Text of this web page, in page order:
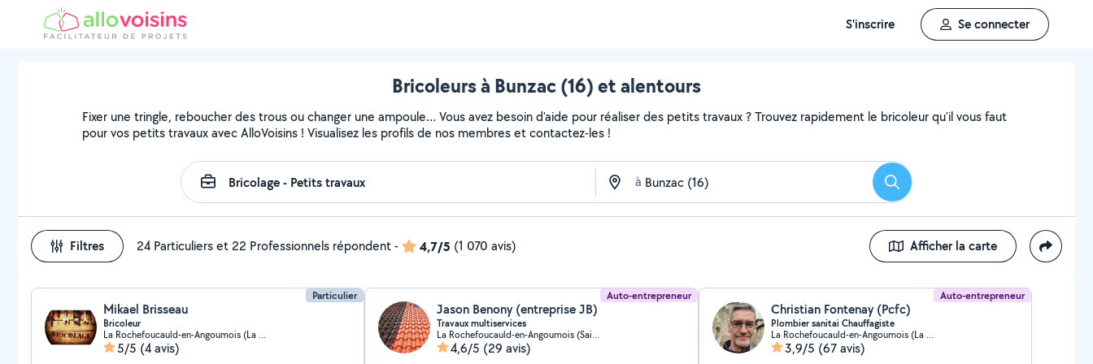
S'inscrire Se connecter
Bricoleurs à Bunzac (16) et alentours
Fixer une tringle, reboucher des trous ou changer une ampoule… Vous avez besoin d'aide pour réaliser des petits travaux ? Trouvez rapidement le bricoleur qu'il vous faut
pour vos petits travaux avec AlloVoisins ! Visualisez les profils de nos membres et contactez-les !
à Rechercher
Filtres 24 Particuliers et 22 Professionnels répondent- 4,7/5 (1 070 avis) Afficher la carte
Particulier
Mikael Brisseau
Bricoleur
La Rochefoucauld-en-Angoumois (La Rochefoucauld)
5/5 (4 avis)
Auto-entrepreneur
Jason Benony (entreprise JB)
Travaux multiservices
La Rochefoucauld-en-Angoumois (Saint-Projet-Saint-Constant)
4,6/5 (29 avis)
Auto-entrepreneur
Christian Fontenay (Pcfc)
Plombier sanitai Chauffagiste
La Rochefoucauld-en-Angoumois (La Rochefoucauld)
3,9/5 (67 avis)